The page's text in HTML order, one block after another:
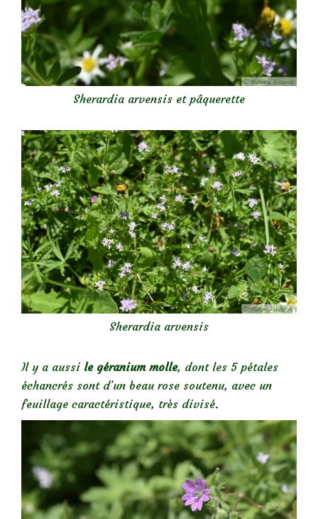
Sherardia arvensis et pâquerette
Sherardia arvensis
Il y a aussi le géranium molle, dont les 5 pétales
échancrés sont d’un beau rose soutenu, avec un
feuillage caractéristique, très divisé.